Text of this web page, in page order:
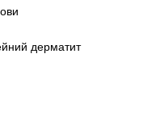
дерматит